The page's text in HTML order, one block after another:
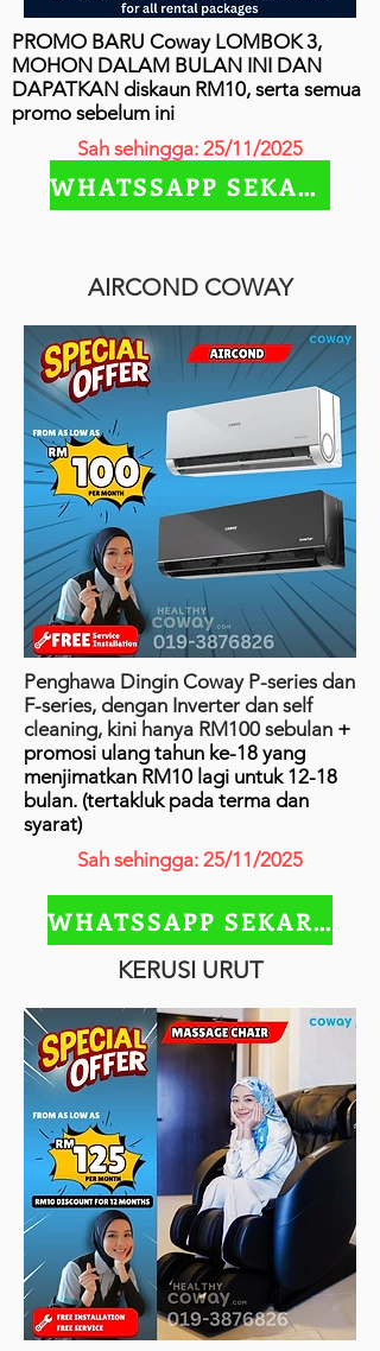
PROMO BARU Coway LOMBOK 3,
MOHON DALAM BULAN INI DAN
DAPATKAN diskaun RM10, serta semua
promo sebelum ini
Sah sehingga: 25/11/2025
WHATSSAPP SEKARANG
AIRCOND COWAY
Penghawa Dingin Coway P-series dan
F-series, dengan Inverter dan self
cleaning, kini hanya RM100 sebulan +
promosi ulang tahun ke-18 yang
menjimatkan RM10 lagi untuk 12-18
bulan. (tertakluk pada terma dan
syarat)
Sah sehingga: 25/11/2025
WHATSSAPP SEKARANG
KERUSI URUT